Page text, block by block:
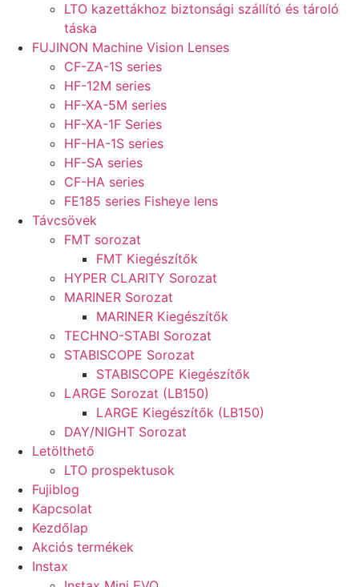
LTO kazettákhoz biztonsági szállító és tároló
táska
FUJINON Machine Vision Lenses
CF-ZA-1S series
HF-12M series
HF-XA-5M series
HF-XA-1F Series
HF-HA-1S series
HF-SA series
CF-HA series
FE185 series Fisheye lens
Távcsövek
FMT sorozat
FMT Kiegészítők
HYPER CLARITY Sorozat
MARINER Sorozat
MARINER Kiegészítők
TECHNO-STABI Sorozat
STABISCOPE Sorozat
STABISCOPE Kiegészítők
LARGE Sorozat (LB150)
LARGE Kiegészítők (LB150)
DAY/NIGHT Sorozat
Letölthető
LTO prospektusok
Fujiblog
Kapcsolat
Kezdőlap
Akciós termékek
Instax